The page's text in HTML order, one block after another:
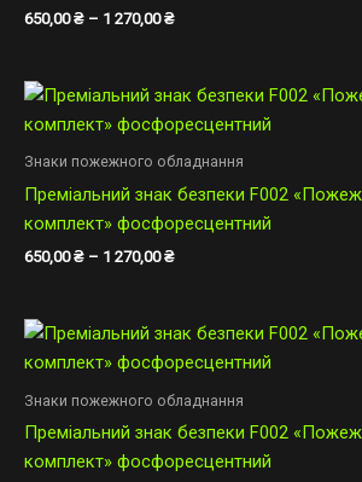
650,00₴ – 1 270,00₴
Знаки пожежного обладнання
Преміальний знак безпеки F002
комплект» фосфоресцентний
650,00₴ – 1 270,00₴
Діапазон
від
650,00 ₴
до
1
Знаки пожежного обладнання
Преміальний знак безпеки F002
комплект» фосфоресцентний
Діапазон
від
до
1